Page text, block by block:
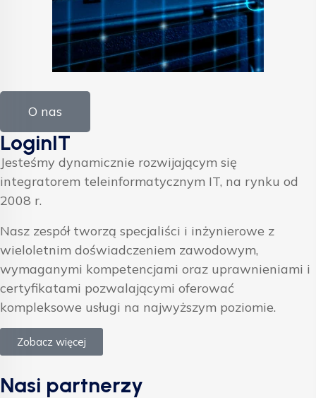
O nas
LoginIT
Jesteśmy dynamicznie rozwijającym się
integratorem teleinformatycznym IT, na rynku od
2008 r.
Nasz zespół tworzą specjaliści i inżynierowe z
wieloletnim doświadczeniem zawodowym,
wymaganymi kompetencjami oraz uprawnieniami i
certyfikatami pozwalającymi oferować
kompleksowe usługi na najwyższym poziomie.
Zobacz więcej
Nasi partnerzy